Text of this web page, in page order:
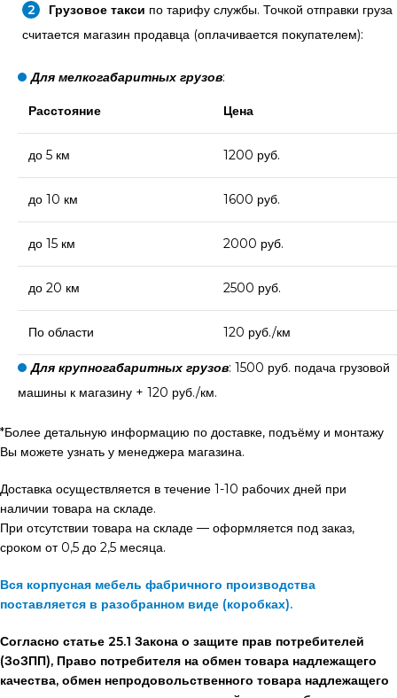
Грузовое такси по тарифу службы. Точкой отправки груза
считается магазин продавца (оплачивается покупателем):
Для мелкогабаритных грузов:
Расстояние Цена
до 5 км 1200 руб.
до 10 км 1600 руб.
до 15 км 2000 руб.
до 20 км 2500 руб.
По области 120 руб./км
Для крупногабаритных грузов: 1500 руб. подача грузовой
машины к магазину + 120 руб./км.
*Более детальную информацию по доставке, подъёму и монтажу
Вы можете узнать у менеджера магазина.
Доставка осуществляется в течение 1-10 рабочих дней при
наличии товара на складе.
При отсутствии товара на складе — оформляется под заказ,
сроком от 0,5 до 2,5 месяца.
Вся корпусная мебель фабричного производства
поставляется в разобранном виде (коробках).
Согласно статье 25.1 Закона о защите прав потребителей
(ЗоЗПП), Право потребителя на обмен товара надлежащего
качества, обмен непродовольственного товара надлежащего